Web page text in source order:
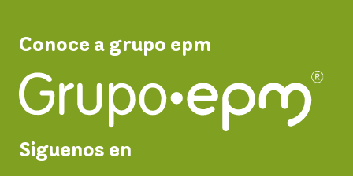
Conoce a grupo epm
Siguenos en